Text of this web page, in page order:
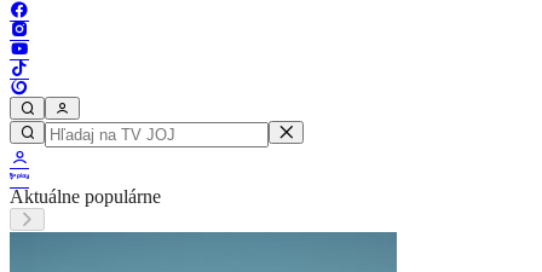
Aktuálne populárne